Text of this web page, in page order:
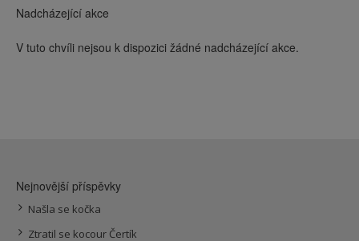
Nadcházející akce
V tuto chvíli nejsou k dispozici žádné nadcházející akce.
Nejnovější příspěvky
Našla se kočka
Ztratil se kocour Čertík